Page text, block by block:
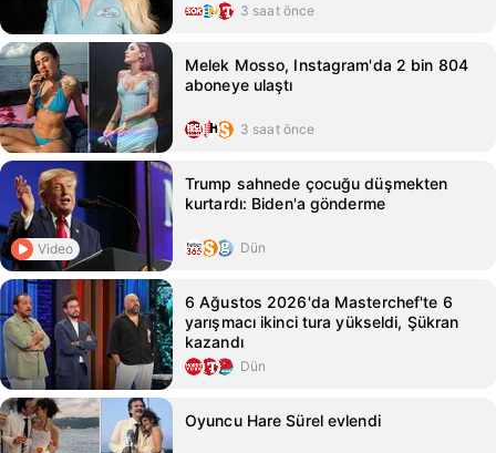
3 saat önce
Melek Mosso, Instagram'da 2 bin 804
aboneye ulaştı
3 saat önce
Video
Trump sahnede çocuğu düşmekten
kurtardı: Biden'a gönderme
Dün
6 Ağustos 2026'da Masterchef'te 6
yarışmacı ikinci tura yükseldi, Şükran
kazandı
Dün
Oyuncu Hare Sürel evlendi